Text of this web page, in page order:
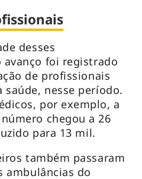
desses
foi registrado
de profissionais
saúde, nesse período.
por exemplo, a
chegou a 26
para 13 mil.
também passaram
ambulâncias do